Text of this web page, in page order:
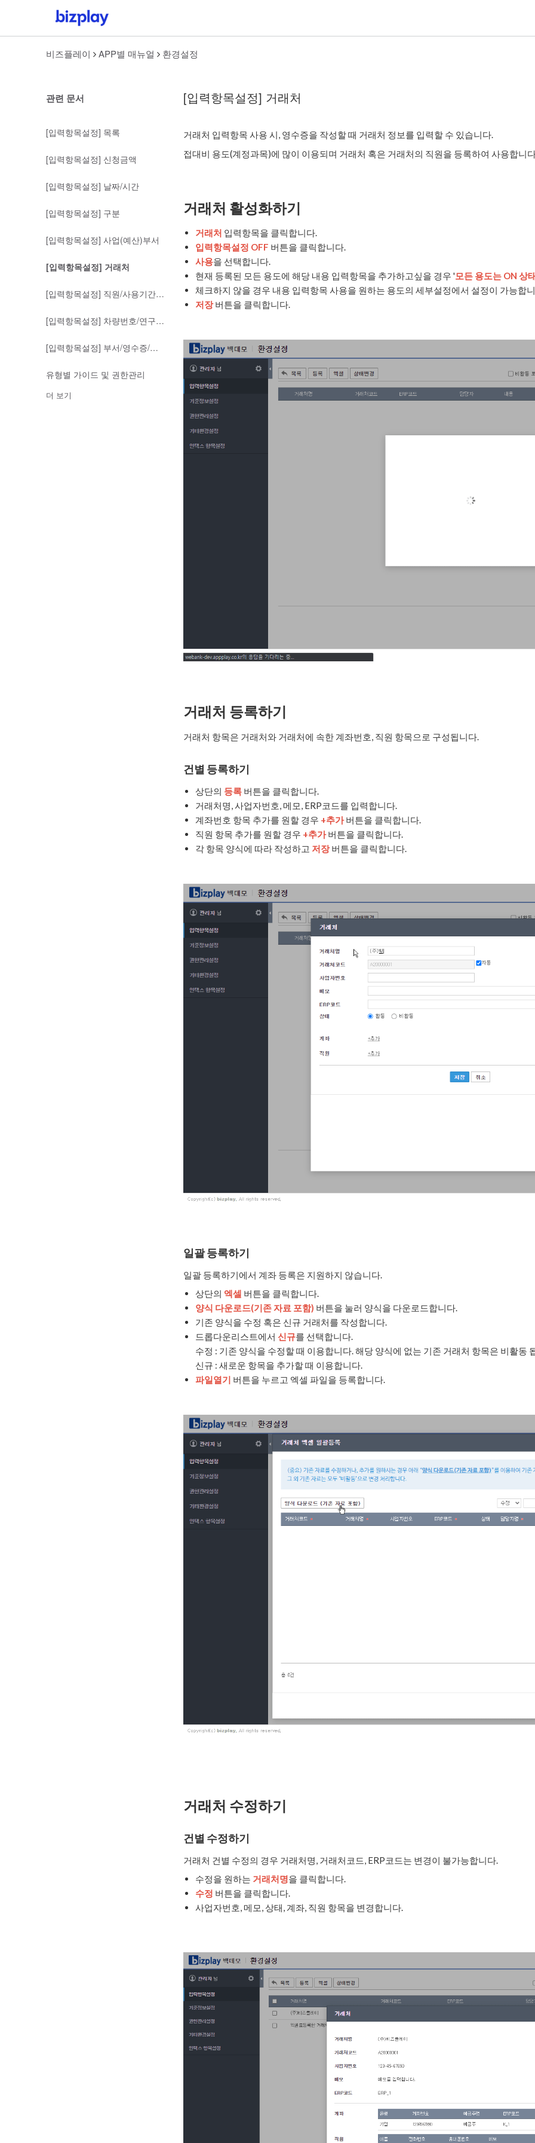
비즈플레이 APP별 매뉴얼 환경설정
[입력항목설정] 거래처
거래처 입력항목 사용 시, 영수증을 작성할 때 거래처 정보를 입력할 수 있습니다.
접대비 용도(계정과목)에 많이 이용되며 거래처 혹은 거래처의 직원을 등록하여 사용합니
거래처 활성화하기
거래처 입력항목을 클릭합니다.
입력항목설정 OFF 버튼을 클릭합니다.
사용을 선택합니다.
현재 등록된 모든 용도에 해당 내용 입력항목을 추가하고싶을 경우 '모든 용도는 ON 상
체크하지 않을 경우 내용 입력항목 사용을 원하는 용도의 세부설정에서 설정이 가능합
저장버튼을 클릭합니다.
거래처 등록하기
거래처 항목은 거래처와 거래처에 속한 계좌번호, 직원 항목으로 구성됩니다.
건별 등록하기
상단의 등록 버튼을 클릭합니다.
거래처명, 사업자번호, 메모, ERP코드를 입력합니다.
계좌번호 항목 추가를 원할 경우 +추가버튼을 클릭합니다.
직원 항목 추가를 원할 경우 +추가버튼을 클릭합니다.
각 항목 양식에 따라 작성하고 저장버튼을 클릭합니다.
일괄 등록하기
일괄 등록하기에서 계좌 등록은 지원하지 않습니다.
상단의 엑셀 버튼을 클릭합니다.
양식 다운로드(기존 자료 포함) 버튼을 눌러 양식을 다운로드합니다.
기존 양식을 수정 혹은 신규 거래처를 작성합니다.
드롭다운리스트에서 신규를 선택합니다.
수정 : 기존 양식을 수정할 때 이용합니다. 해당 양식에 없는 기존 거래처 항목은 비활동
신규 : 새로운 항목을 추가할 때 이용합니다.
파일열기 버튼을 누르고 엑셀 파일을 등록합니다.
거래처 수정하기
건별 수정하기
거래처 건별 수정의 경우 거래처명, 거래처코드, ERP코드는 변경이 불가능합니다.
수정을 원하는 거래처명을 클릭합니다.
수정 버튼을 클릭합니다.
사업자번호, 메모, 상태, 계좌, 직원 항목을 변경합니다.
관련 문서
[입력항목설정] 목록
[입력항목설정] 신청금액
[입력항목설정] 날짜/시간
[입력항목설정] 구분
[입력항목설정] 사업(예산)부서
[입력항목설정] 거래처
[입력항목설정] 직원/사용기간/사용자
[입력항목설정] 차량번호/연구과제관리/전도금
[입력항목설정] 부서/영수증/지급계좌
유형별 가이드 및 권한관리
더 보기